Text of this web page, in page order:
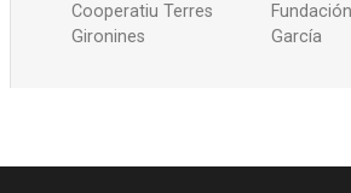
Cooperatiu Terres
Gironines
García